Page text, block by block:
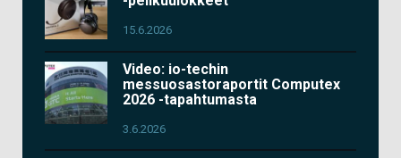
15.6.2026
Video: io-techin
messuosastoraportit Computex
2026 -tapahtumasta
3.6.2026